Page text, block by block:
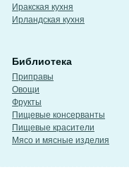
Иракская кухня
Ирландская кухня
Библиотека
Приправы
Овощи
Фрукты
Пищевые консерванты
Пищевые красители
Мясо и мясные изделия